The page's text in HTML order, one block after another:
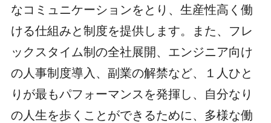
なコミュニケーションをとり、生産性高く働
ける仕組みと制度を提供します。また、フレ
ックスタイム制の全社展開、エンジニア向け
の人事制度導入、副業の解禁など、１人ひと
りが最もパフォーマンスを発揮し、自分なり
の人生を歩くことができるために、多様な働